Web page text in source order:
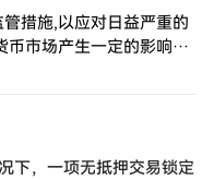
措施,以应对日益严重的
币市场产生一定的影响。
元的转账进行延迟处理,
下，一项无抵押交易锁定